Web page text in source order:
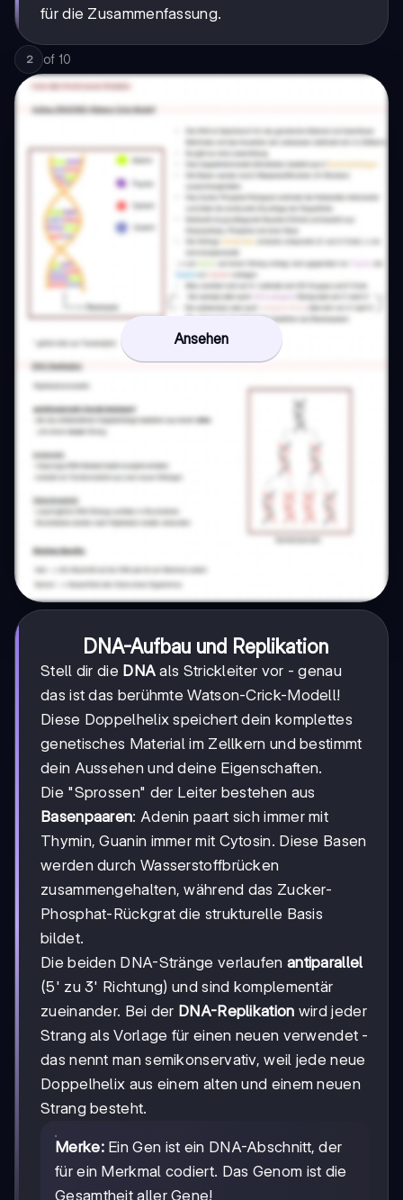
für die Zusammenfassung.
2 of 10
Ansehen
DNA-Aufbau und Replikation
Stell dir die DNA als Strickleiter vor - genau
das ist das berühmte Watson-Crick-Modell!
Diese Doppelhelix speichert dein komplettes
genetisches Material im Zellkern und bestimmt
dein Aussehen und deine Eigenschaften.
Die "Sprossen" der Leiter bestehen aus
Basenpaaren: Adenin paart sich immer mit
Thymin, Guanin immer mit Cytosin. Diese Basen
werden durch Wasserstoffbrücken
zusammengehalten, während das Zucker-
Phosphat-Rückgrat die strukturelle Basis
bildet.
Die beiden DNA-Stränge verlaufen antiparallel
(5' zu 3' Richtung) und sind komplementär
zueinander. Bei der DNA-Replikation wird jeder
Strang als Vorlage für einen neuen verwendet -
das nennt man semikonservativ, weil jede neue
Doppelhelix aus einem alten und einem neuen
Strang besteht.
Merke:Ein Gen ist ein DNA-Abschnitt, der
für ein Merkmal codiert. Das Genom ist die
Gesamtheit aller Gene!